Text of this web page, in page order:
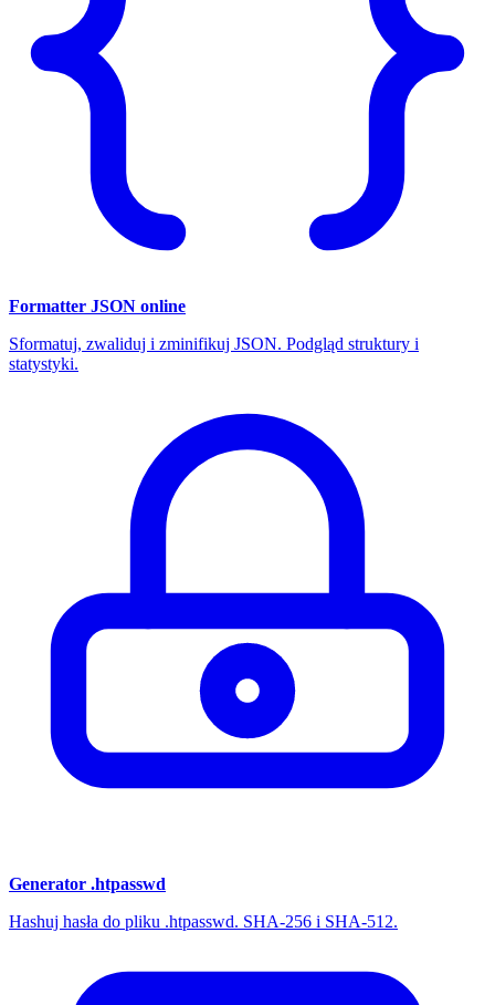
Formatter JSON online
Sformatuj, zwaliduj i zminifikuj JSON. Podgląd struktury i
statystyki.
Generator .htpasswd
Hashuj hasła do pliku .htpasswd. SHA-256 i SHA-512.